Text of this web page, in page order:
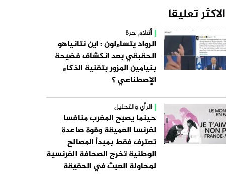
الاكثر تعليقا
أقلام حرة
الرواد يتساءلون : اين نتانياهو
الحقبقي بعد انكشاف فضيحة
بنيامين المزور بتقنية الذكاء
الإصطناعي ؟
الرأي والتحليل
حينما يصبح المغرب منافسا
لفرنسا العميقة وقوة صاعدة
تعترف فقط بمبدأ المصالح
الوطنية تخرج الصحافة الفرنسية
لمحاولة العبث في الحقيقة